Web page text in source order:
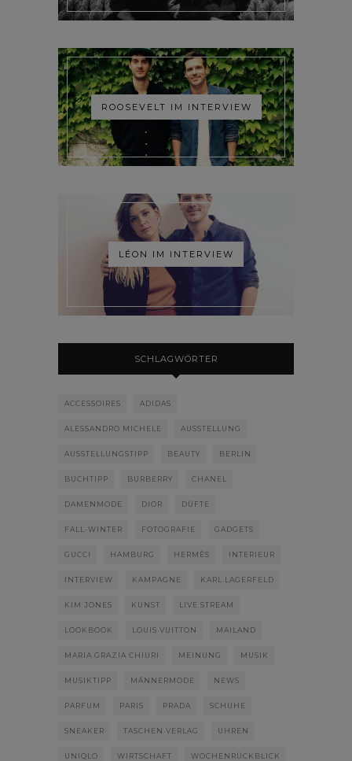
ROOSEVELT IM INTERVIEW
LÉON IM INTERVIEW
SCHLAGWÖRTER
ACCESSOIRES ADIDAS
ALESSANDRO MICHELE AUSSTELLUNG
AUSSTELLUNGSTIPP BEAUTY BERLIN
BUCHTIPP BURBERRY CHANEL
DAMENMODE DIOR DÜFTE
FALL-WINTER FOTOGRAFIE GADGETS
GUCCI HAMBURG HERMÈS INTERIEUR
INTERVIEW KAMPAGNE KARL LAGERFELD
KIM JONES KUNST LIVE STREAM
LOOKBOOK LOUIS VUITTON MAILAND
MARIA GRAZIA CHIURI MEINUNG MUSIK
MUSIKTIPP MÄNNERMODE NEWS
PARFUM PARIS PRADA SCHUHE
SNEAKER TASCHEN VERLAG UHREN
UNIQLO WIRTSCHAFT WOCHENRÜCKBLICK